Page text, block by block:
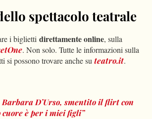
spettacolo teatrale
i biglietti direttamente online, sulla
. Non solo. Tutte le informazioni sulla
si possono trovare anche suteatro.it.
Barbara D’Urso, smentito il flirt con
è per i miei figli”